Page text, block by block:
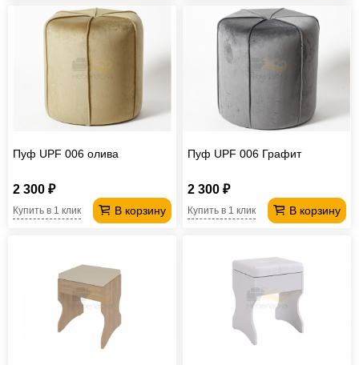
Пуф UPF 006 олива
2 300 ₽
В корзину
Купить в 1 клик
Пуф UPF 006 Графит
2 300 ₽
В корзину
Купить в 1 клик